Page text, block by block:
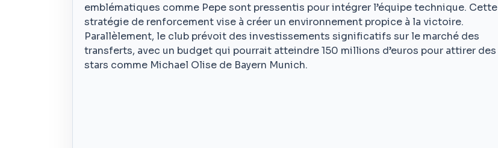
emblématiques comme Pepe sont pressentis pour intégrer l’équipe technique. Cette
stratégie de renforcement vise à créer un environnement propice à la victoire.
Parallèlement, le club prévoit des investissements significatifs sur le marché des
transferts, avec un budget qui pourrait atteindre 150 millions d’euros pour attirer des
stars comme Michael Olise de Bayern Munich.